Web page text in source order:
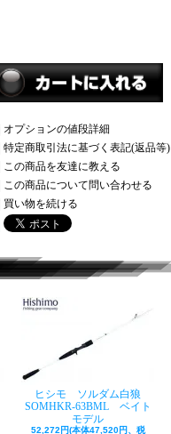
オプションの値段詳細
特定商取引法に基づく表記(返品等)
この商品を友達に教える
この商品について問い合わせる
買い物を続ける
ヒシモ ソルダム白狼
SOMHKR-63BML ベイト
モデル
52,272円(本体47,520円、税